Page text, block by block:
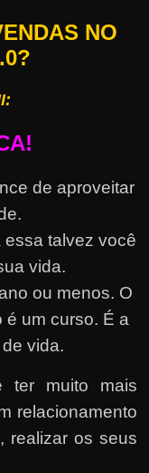
NO
de aproveitar
talvez você
vida.
ou menos. O
é um curso. É a
vida.
ter muito mais
relacionamento
realizar os seus